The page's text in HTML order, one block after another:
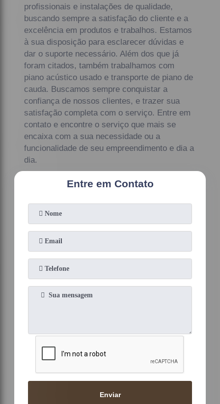
profissionais e instalações de qualidade,
buscando sempre a satisfação do cliente e a
excelência em produtos e trabalhos. Estamos
à sua disposição para esclarecer dúvidas e
dar o suporte necessário. Além dos que já
foram citados, também trabalhamos com
piano acústico usado e transporte de piano de
cauda. Buscamos sempre conquistar a
confiança de nossos clientes, e trazer sua
satisfação completa com o serviço. Entre em
contato e encontre o serviço que mais se
encaixa com a sua necessidade ou a
funcionalidade de seu empreendimento e dia a
dia.
Entre em Contato
Enviar